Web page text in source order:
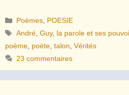
Catégories
Poèmes POESIE
Étiquettes
André ,Guy, la parole et ses
poème poète talon Vérités
23 commentaires